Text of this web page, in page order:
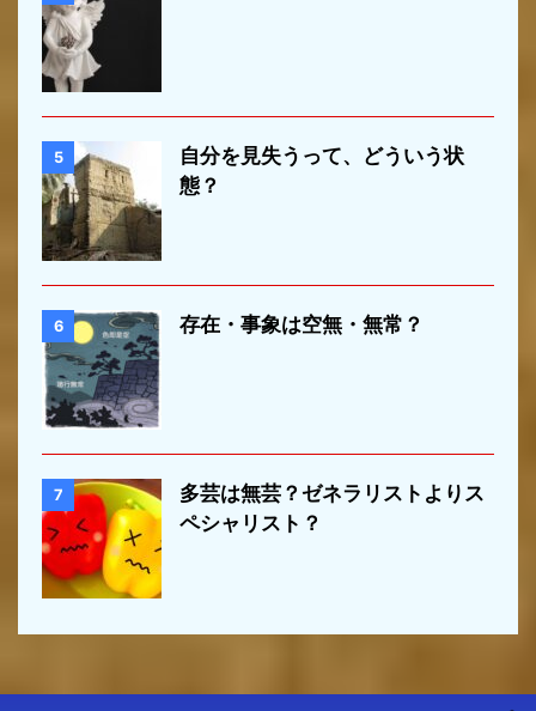
5
自分を見失うって、どういう状
態？
6 存在・事象は空無・無常？
7
多芸は無芸？ゼネラリストよりス
ペシャリスト？